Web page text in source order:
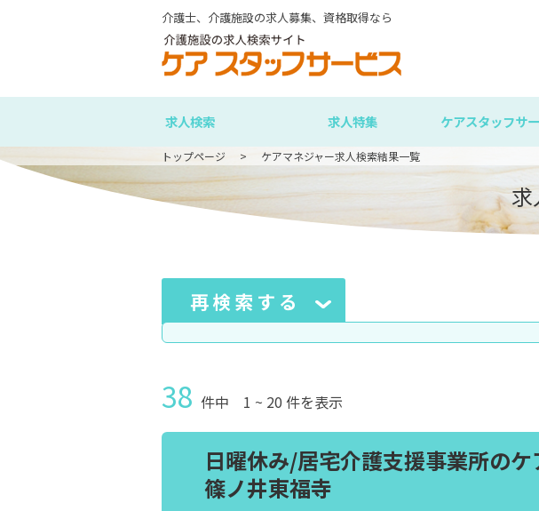
介護士、介護施設の求人募集、資格取得なら
求人検索 求人特集 ケアスタッフサ
トップページ ケアマネジャー求人検索結果一覧
求
再検索する
38 件中 1 ~ 20 件を表示
日曜休み/居宅介護支援事業所の
篠ノ井東福寺